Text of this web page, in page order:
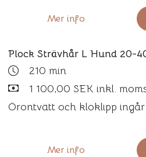
Mer info
Plock Strävhår L Hund 20-
210 min
1 100,00 SEK inkl.
Örontvätt och kloklipp ingår
Mer info